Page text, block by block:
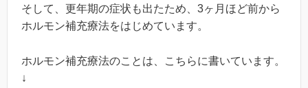
そして、更年期の症状も出たため、3ヶ月ほど前から
ホルモン補充療法をはじめています。
ホルモン補充療法のことは、こちらに書いています。
↓